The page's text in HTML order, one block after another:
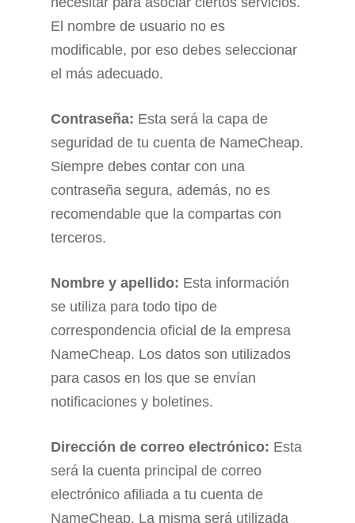
El nombre de usuario no es
modificable, por eso debes seleccionar
el más adecuado.
Contraseña: Esta será la capa de
seguridad de tu cuenta de NameCheap.
Siempre debes contar con una
contraseña segura, además, no es
recomendable que la compartas con
terceros.
Nombre y apellido: Esta información
se utiliza para todo tipo de
correspondencia oficial de la empresa
NameCheap. Los datos son utilizados
para casos en los que se envían
notificaciones y boletines.
Dirección de correo electrónico: Esta
será la cuenta principal de correo
electrónico afiliada a tu cuenta de
NameCheap. La misma será utilizada